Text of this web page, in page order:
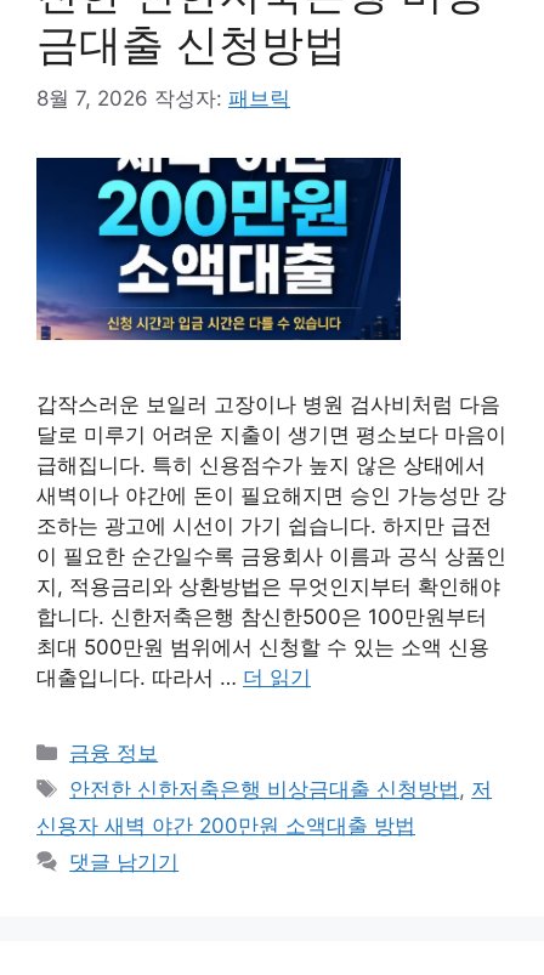
금대출 신청방법
8월 7, 2026 작성자: 패브릭
갑작스러운 보일러 고장이나 병원 검사비처럼 다음
달로 미루기 어려운 지출이 생기면 평소보다 마음이
급해집니다. 특히 신용점수가 높지 않은 상태에서
새벽이나 야간에 돈이 필요해지면 승인 가능성만 강
조하는 광고에 시선이 가기 쉽습니다. 하지만 급전
이 필요한 순간일수록 금융회사 이름과 공식 상품인
지, 적용금리와 상환방법은 무엇인지부터 확인해야
합니다. 신한저축은행 참신한500은 100만원부터
최대 500만원 범위에서 신청할 수 있는 소액 신용
대출입니다. 따라서 … 더 읽기
카
테
리
금융 정보
태
그
안전한 신한저축은행 비상금대출 신청방법 , 저
신용자 새벽 야간 200만원 소액대출 방법
댓글 남기기